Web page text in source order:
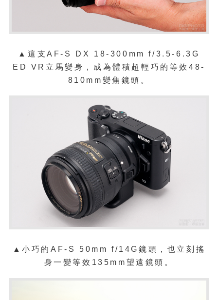
▲這支AF-S DX 18-300mm f/3.5-6.3G
ED VR立馬變身，成為體積超輕巧的等效48-
810mm變焦鏡頭。
▲小巧的AF-S 50mm f/14G鏡頭，也立刻搖
身一變等效135mm望遠鏡頭。